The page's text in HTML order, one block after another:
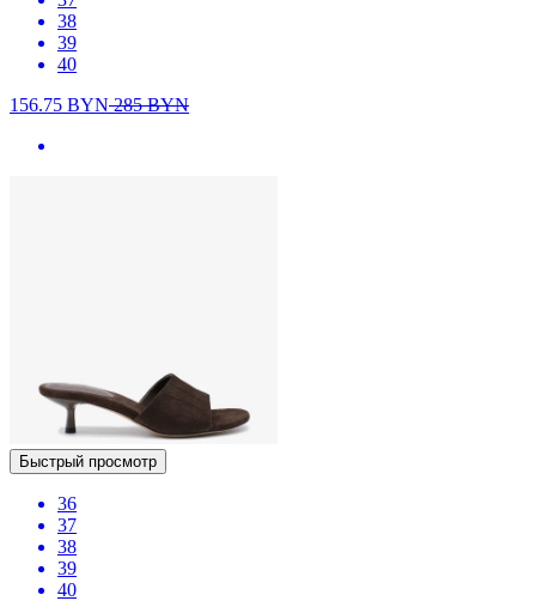
38
39
40
156.75 BYN285BYN
Быстрый просмотр
36
37
38
39
40